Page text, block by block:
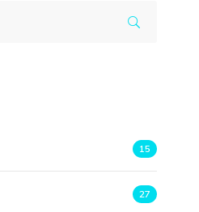
15
27